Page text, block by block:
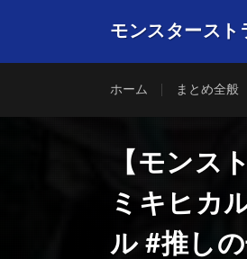
モンスタースト
ホーム まとめ全般
【モンス
ミキヒカ
ル #推し